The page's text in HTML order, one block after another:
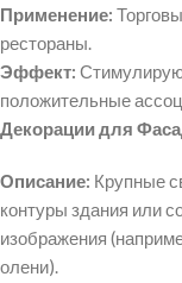
Применение:
рестораны.
Эффект:
положительные
Декорации для
Описание: Крупные
контуры здания или
изображения
олени).